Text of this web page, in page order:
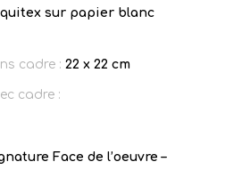
sur papier blanc
cadre : 22 x 22 cm
cadre :
Face de l’oeuvre –